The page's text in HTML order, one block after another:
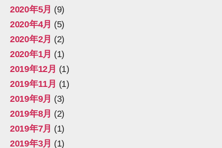
2020年5月 (9)
2020年4月 (5)
2020年2月 (2)
2020年1月 (1)
2019年12月 (1)
2019年11月 (1)
2019年9月 (3)
2019年8月 (2)
2019年7月 (1)
2019年3月 (1)